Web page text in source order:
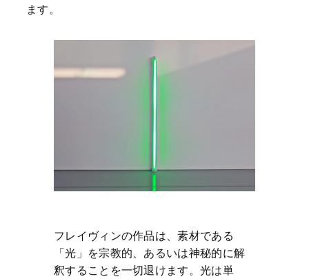
ます。
フレイヴィンの作品は、素材である
「光」を宗教的、あるいは神秘的に解
釈することを一切退けます。光は単